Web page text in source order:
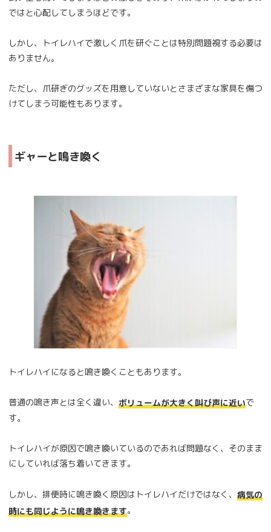
ではと心配してしまうほどです。
しかし、トイレハイで激しく爪を研ぐことは特別問題視する必要は
ありません。
ただし、爪研ぎのグッズを用意していないとさまざまな家具を傷つ
けてしまう可能性もあります。
ギャーと鳴き喚く
トイレハイになると鳴き喚くこともあります。
普通の鳴き声とは全く違い、 ボリュームが大きく叫び声に近いで
す。
トイレハイが原因で鳴き喚いているのであれば問題なく、そのまま
にしていれば落ち着いてきます。
しかし、排便時に鳴き喚く原因はトイレハイだけではなく、 病気の
時にも同じように鳴き喚きます。